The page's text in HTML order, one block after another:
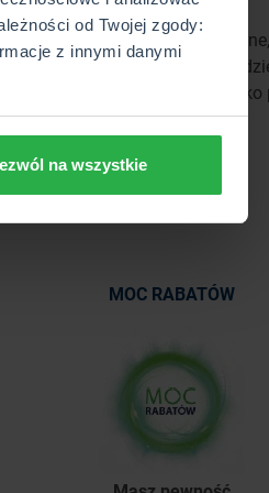
od Twojej zgody:
z innymi danymi
na wszystkie
Prowadzimy szereg działań
ogólnopolskich, jak i lokalnych,
dostarczamy unikalne leady, jako
sprzedażowy.
MOC RABATÓW